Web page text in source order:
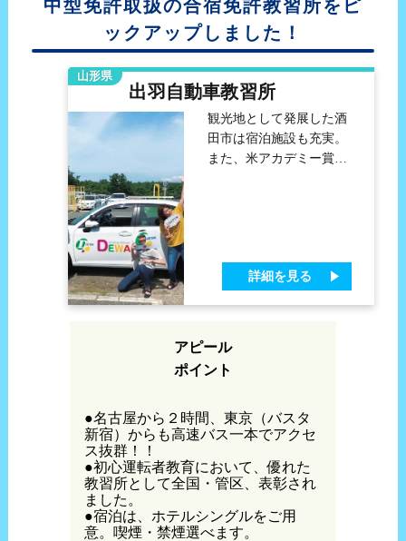
中型免許取扱の合宿免許教習所をピ
ックアップしました！
山形県
出羽自動車教習所
観光地として発展した酒
田市は宿泊施設も充実。
また、米アカデミー賞受
詳細を見る
アピール
ポイント
●名古屋から２時間、東京（バスタ
新宿）からも高速バス一本でアクセ
ス抜群！！
●初心運転者教育において、優れた
教習所として全国・管区、表彰され
ました。
●宿泊は、ホテルシングルをご用
意。喫煙・禁煙選べます。